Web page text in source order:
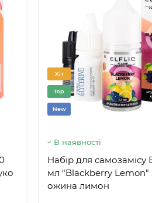
Хіт
Top
New
В наявності
Набір для самозамісу
мл "Blackberry Lemon"
ожина лимон